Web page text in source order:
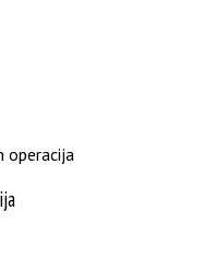
operacija